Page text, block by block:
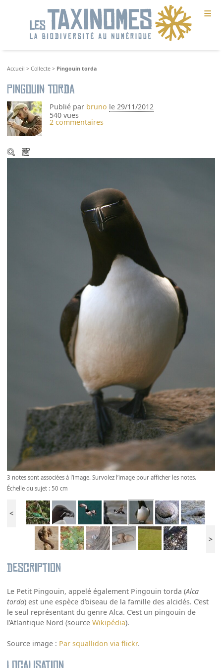
≡
Accueil >Collecte > Pingouin torda
Pingouin torda
Publié par bruno le 29/11/2012
540 vues
2 commentaires
3 notes sont associées à l’image. Survolez l’image pour afficher les notes.
Échelle du sujet : 50 cm
<
>
Description
Le Petit Pingouin, appelé également Pingouin torda (Alca
torda) est une espèce d’oiseau de la famille des alcidés. C’est
le seul représentant du genre Alca. C’est un pingouin de
l’Atlantique Nord (sourceWikipédia).
Source image : Par squallidon via flickr.